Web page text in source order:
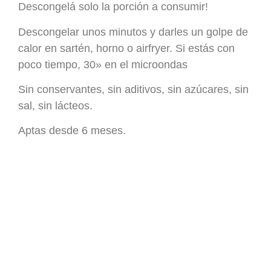
Descongelá solo la porción a consumir!
Descongelar unos minutos y darles un golpe de
calor en sartén, horno o airfryer. Si estás con
poco tiempo, 30» en el microondas
Sin conservantes, sin aditivos, sin azúcares, sin
sal, sin lácteos.
Aptas desde 6 meses.